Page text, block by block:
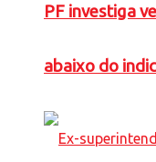
PF investiga
abaixo do